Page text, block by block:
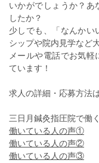
いかがでしょうか？あ
したか？
少しでも、「なんかい
シップや院内見学など
メールや電話でお気
ています！
求人の詳細・応募方法
三日月鍼灸指圧院で働
働いている人の声①
働いている人の声②
働いている人の声③